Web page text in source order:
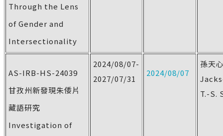
Through the Lens
of Gender and
Intersectionality
AS-IRB-HS-24039
甘孜州新發現朱倭片
藏語研究
Investigation of
2024/08/07-
2027/07/31
2024/08/07
孫天
T.-S.